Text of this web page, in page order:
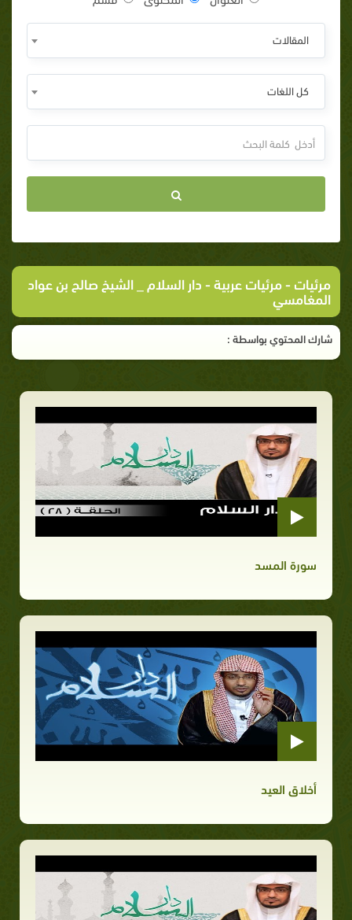
المقالات
كل اللغات
مرئيات -مرئيات عربية- دار السلام _ الشيخ صالح بن عواد
المغامسي
شارك المحتوي بواسطة :
سورة المسد
أخلاق العيد